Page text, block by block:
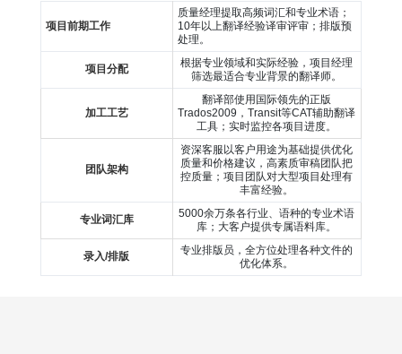
项目前期工作
质量经理提取高频词汇和专业术语；
10年以上翻译经验译审评审；排版预
处理。
项目分配
根据专业领域和实际经验，项目经理
筛选最适合专业背景的翻译师。
加工工艺
翻译部使用国际领先的正版
Trados2009，Transit等CAT辅助翻译
工具；实时监控各项目进度。
团队架构
资深客服以客户用途为基础提供优化
质量和价格建议，高素质审稿团队把
控质量；项目团队对大型项目处理有
丰富经验。
专业词汇库
5000余万条各行业、语种的专业术语
库；大客户提供专属语料库。
录入/排版
专业排版员，全方位处理各种文件的
优化体系。